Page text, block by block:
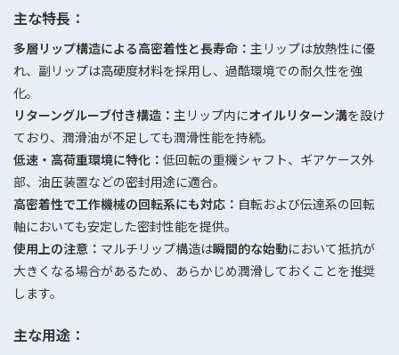
主な特長：
多層リップ構造による高密着性と長寿命： 主リップは放熱性に優
れ、副リップは高硬度材料を採用し、過酷環境での耐久性を強
化。
リターングルーブ付き構造： 主リップ内にオイルリターン溝を設け
ており、潤滑油が不足しても潤滑性能を持続。
低速・高荷重環境に特化： 低回転の重機シャフト、ギアケース外
部、油圧装置などの密封用途に適合。
高密着性で工作機械の回転系にも対応： 自転および伝達系の回転
軸においても安定した密封性能を提供。
使用上の注意： マルチリップ構造は瞬間的な始動において抵抗が
大きくなる場合があるため、あらかじめ潤滑しておくことを推奨
します。
主な用途：